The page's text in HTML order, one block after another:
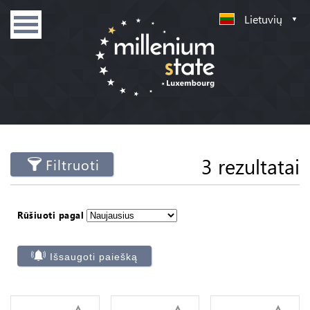
Lietuvių
Filtruoti 3 rezultatai
Rūšiuoti pagal
Išsaugoti paiešką